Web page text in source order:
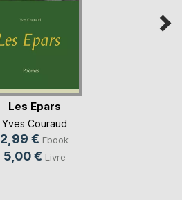
Les Epars
Yves Couraud
2,99 € Ebook
5,00 € Livre